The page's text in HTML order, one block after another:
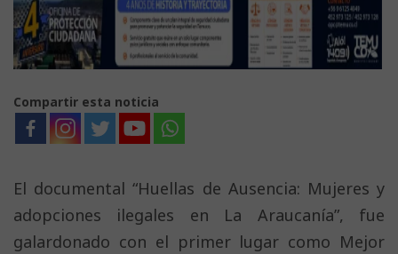
Compartir esta noticia
El documental “Huellas de Ausencia: Mujeres y
adopciones ilegales en La Araucanía”, fue
galardonado con el primer lugar como Mejor